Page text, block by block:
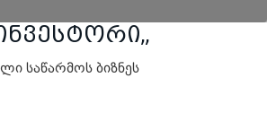
საწარმოს ბიზნეს